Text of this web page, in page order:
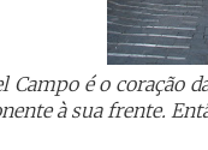
Campo é o coração
à sua frente.